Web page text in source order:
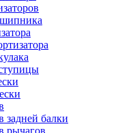
задней балки
рычагов